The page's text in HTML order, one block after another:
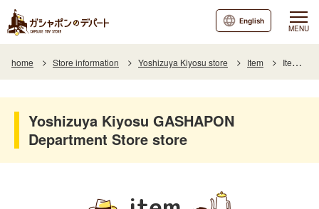
MENU
English
home Store information Yoshizuya Kiyosu store Item Item List
Yoshizuya Kiyosu GASHAPON
Department Store store